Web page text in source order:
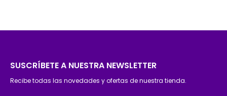
SUSCRÍBETE A NUESTRA NEWSLETTER
Recibe todas las novedades y ofertas de nuestra tienda.